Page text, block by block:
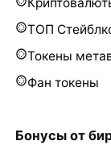
ТОП
Токены
Фан токены
Бонусы от